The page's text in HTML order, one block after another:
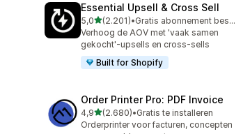
Essential Upsell & Cross Sell
5,0van 5 sterren
(2.201)
2201 recensies in totaal
•
Gratis abonnement beschikbaar
Verhoog de AOV met 'vaak samen
gekocht'-upsells en cross-sells
Built for Shopify
Order Printer Pro: PDF Invoice
4,9van 5 sterren
(2.680)
2680 recensies in totaal
•Gratis te installeren
Orderprinter voor facturen, concepten